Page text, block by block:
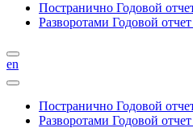
Постранично Годовой
Разворотами Годовой
en
Постранично Годовой
Разворотами Годовой